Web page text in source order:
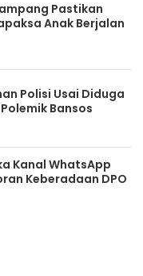
Pastikan
Anak Berjalan
Polisi Usai Diduga
Bansos
Kanal WhatsApp
Keberadaan DPO